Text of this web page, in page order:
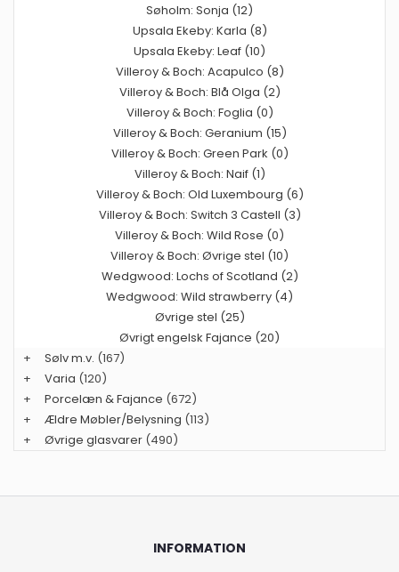
Søholm: Sonja (12)
Upsala Ekeby: Karla (8)
Upsala Ekeby: Leaf (10)
Villeroy & Boch: Acapulco (8)
Villeroy & Boch: Blå Olga (2)
Villeroy & Boch: Foglia (0)
Villeroy & Boch: Geranium (15)
Villeroy & Boch: Green Park (0)
Villeroy & Boch: Naif (1)
Villeroy & Boch: Old Luxembourg (6)
Villeroy & Boch: Switch 3 Castell (3)
Villeroy & Boch: Wild Rose (0)
Villeroy & Boch: Øvrige stel (10)
Wedgwood: Lochs of Scotland (2)
Wedgwood: Wild strawberry (4)
Øvrige stel (25)
Øvrigt engelsk Fajance (20)
+
Sølv m.v. (167)
+
Varia (120)
+
Porcelæn & Fajance (672)
+
Ældre Møbler/Belysning (113)
+
Øvrige glasvarer (490)
INFORMATION